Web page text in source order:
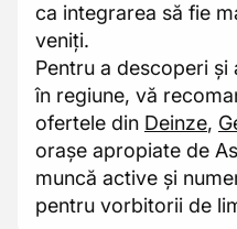
ca integrarea să fie
veniți.
Pentru a descoperi
în regiune, vă
ofertele din Deinze,
orașe apropiate de
muncă active și
pentru vorbitorii de